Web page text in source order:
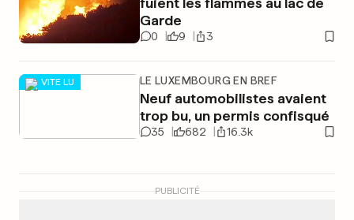
Garde
0 9 3
VITE LU LE LUXEMBOURG EN BREF
Neuf automobilistes avaient
trop bu, un permis confisqué
35 682 16.3k
PUBLICITÉ